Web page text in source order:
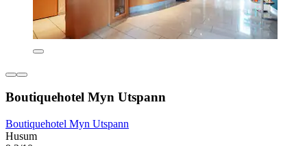
Boutiquehotel Myn Utspann
Boutiquehotel Myn Utspann
Husum